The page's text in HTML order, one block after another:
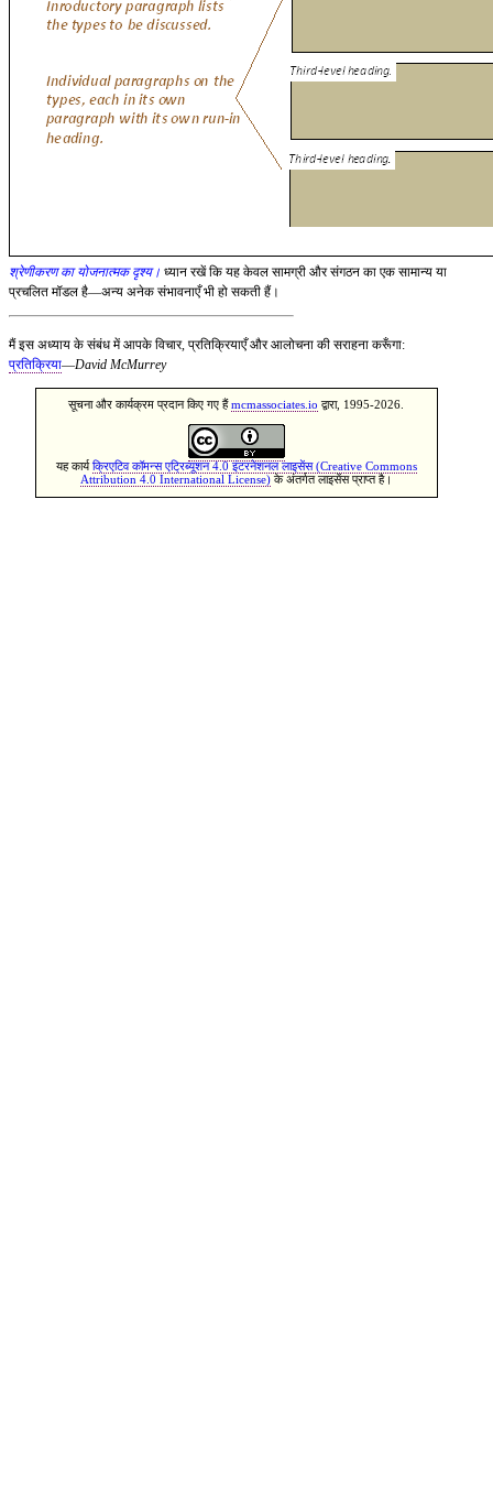
श्रेणीकरण का योजनात्मक दृश्य। ध्यान रखें कि यह केवल सामग्री और संगठन का एक सामान्य या
प्रचलित मॉडल है—अन्य अनेक संभावनाएँ भी हो सकती हैं।
मैं इस अध्याय के संबंध में आपके विचार, प्रतिक्रियाएँ और आलोचना की सराहना करूँगा:
प्रतिक्रिया—David McMurrey
सूचना और कार्यक्रम प्रदान किए गए हैंmcmassociates.io द्वारा, 1995-2026.
यह कार्यक्रिएटिव कॉमन्स एट्रिब्यूशन 4.0 इंटरनेशनल लाइसेंस (Creative Commons
Attribution 4.0 International License) के अंतर्गत लाइसेंस प्राप्त है।